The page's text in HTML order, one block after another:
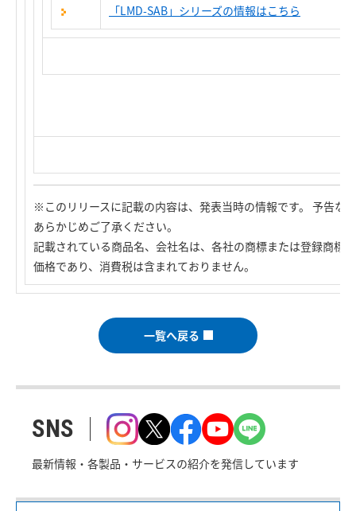
「LMD-SAB」シリーズの情報はこちら
※このリリースに記載の内容は、発表当時の情報です。 予告な
あらかじめご了承ください。
記載されている商品名、会社名は、各社の商標または登録商標
価格であり、消費税は含まれておりません。
一覧へ戻る
SNS
最新情報・各製品・サービスの紹介を発信しています